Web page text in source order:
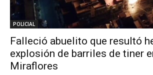
POLICIAL
Falleció abuelito que resultó
explosión de barriles de tiner
Miraflores